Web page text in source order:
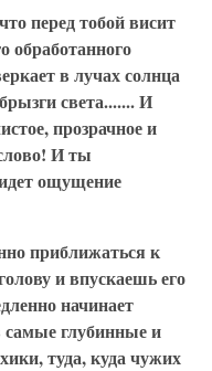
перед тобой висит
обработанного
в лучах солнца
света....... И
прозрачное и
И ты
ощущение
приближаться к
и впускаешь его
начинает
самые глубинные и
туда, куда чужих